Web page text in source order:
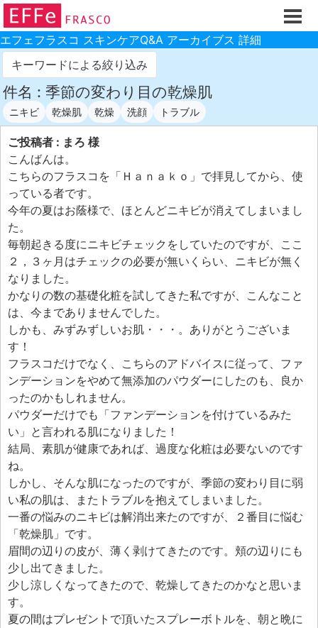
ホーム
ご注文フォーム
初回割引
製品のご案内
お買い物ガイド
スキンケアQ&Aアーカイブス
製品レビュー
スキンケア基礎講座
コスメ辞典 化粧品成分検索
ご購入履歴
ご登録情報
ご紹介(アフェリエイト)制度
エフェ研究所について
お問い合わせフォーム
エフェフラスコ スキンケアQ&A アーカイブス 詳細
キーワードによる絞り込み
件名 : 季節の変わり目の乾燥肌
ニキビ 乾燥肌 乾燥 洗顔 トラブル
ご投稿者 : まろ 様
こんばんは。
こちらのフラスコを「Ｈａｎａｋｏ」で拝見してから、使
っている者です。
今年の夏はお蔭様で、ほとんどニキビが消えてしまいまし
た。
毎朝起きる度にニキビチェックをしていたのですが、ここ
２，３ヶ月はチェックの必要が無いくらい、ニキビが無く
なりました。
かなりの数の基礎化粧を試してきた私ですが、こんなこと
は、今までありませんでした。
しかも、みずみずしいお肌・・・。ありがとうございま
す！
フラスコだけでなく、こちらのアドバイスに従って、ファ
ンデーションをやめて無添加のパウダーにしたのも、良か
ったのかもしれません。
パウダーだけでも「ファンデーションを付けているみた
い」と言われる肌になりました！
結局、素肌が健康であれば、過度な化粧は必要ないのです
ね。
しかし、そんな肌になったのですが、季節の変わり目に弱
い私の肌は、またトラブルを抱えてしまいました。
一番の悩みのニキビは解消出来たのですが、２番目に悩む
「乾燥肌」です。
眉間の辺りの皮が、薄く剥けてきたのです。頬の辺りにも
少し出てきました。
少し涼しくなってきたので、乾燥してきたのかなと思いま
す。
夏の間はプレゼントで頂いたスプレーボトルを、朝と晩に